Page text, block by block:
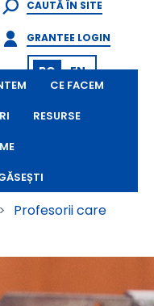
CAUTĂ ÎN SITE
GRANTEE LOGIN
RO EN
CE FACEM
RESURSE
> Profesorii care